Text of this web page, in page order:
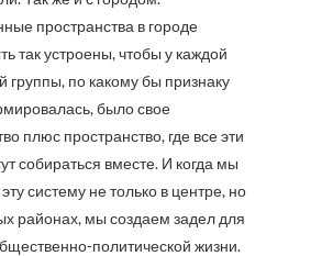
пространства в городе
так устроены, чтобы у каждой
группы, по какому бы признаку
было свое
плюс пространство, где все эти
собираться вместе. И когда мы
систему не только в центре, но
районах, мы создаем задел для
политической жизни.